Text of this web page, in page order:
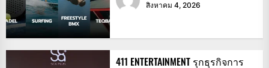
สิงหาคม 4, 2026
411 ENTERTAINMENT รุกธุรกิจการ